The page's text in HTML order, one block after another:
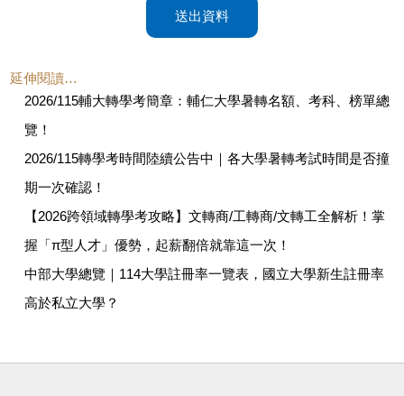
送出資料
延伸閱讀…
2026/115輔大轉學考簡章：輔仁大學暑轉名額、考科、榜單總
覽！
2026/115轉學考時間陸續公告中｜各大學暑轉考試時間是否撞
期一次確認！
【2026跨領域轉學考攻略】文轉商/工轉商/文轉工全解析！掌
握「π型人才」優勢，起薪翻倍就靠這一次！
中部大學總覽｜114大學註冊率一覽表，國立大學新生註冊率
高於私立大學？